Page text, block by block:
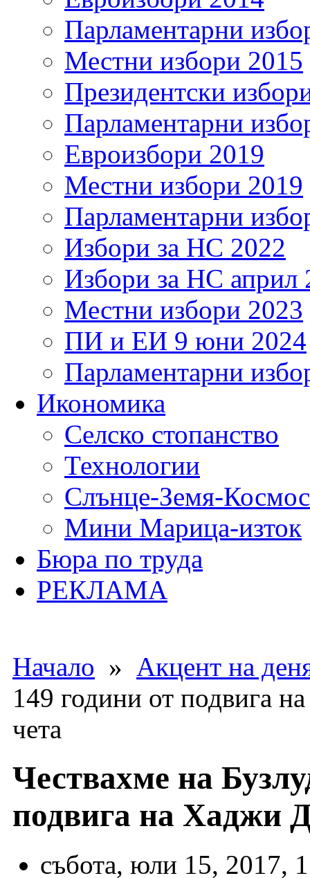
Парламентарни
Местни избори 2015
Президентски
Парламентарни
Евроизбори 2019
Местни избори 2019
Парламентарни
Избори за НС 2022
Избори за НС април
Местни избори 2023
ПИ и ЕИ 9 юни 2024
Парламентарни
Икономика
Селско стопанство
Технологии
Слънце-Земя-Космос
Мини Марица-изток
Бюра по труда
РЕКЛАМА
Начало » Акцент на
149 години от подвига
чета
Чествахме на
подвига на Хаджи
събота, юли 15, 2017,